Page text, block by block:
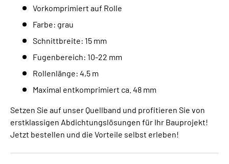
Vorkomprimiert auf Rolle
Farbe: grau
Schnittbreite: 15 mm
Fugenbereich: 10-22 mm
Rollenlänge: 4,5 m
Maximal entkomprimiert ca. 48 mm
Setzen Sie auf unser Quellband und profitieren Sie von
erstklassigen Abdichtungslösungen für Ihr Bauprojekt!
Jetzt bestellen und die Vorteile selbst erleben!